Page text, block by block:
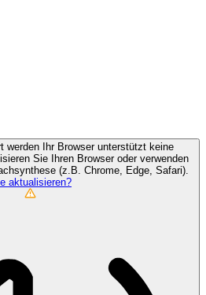
werden
Ihr Browser unterstützt keine
Sie Ihren Browser oder verwenden
(z.B. Chrome, Edge, Safari).
aktualisieren?